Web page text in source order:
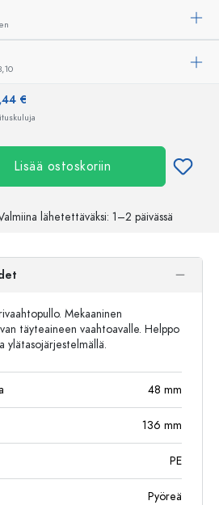
€
Lisää ostoskoriin
lähetettäväksi: 1–2 päivässä
Mekaaninen
täyteaineen vaahtoavalle. Helppo
ylätasojärjestelmällä.
48 mm
136 mm
PE
Pyöreä